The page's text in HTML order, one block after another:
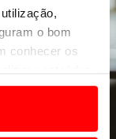
o bom
conhecer os
e/ou serviços.